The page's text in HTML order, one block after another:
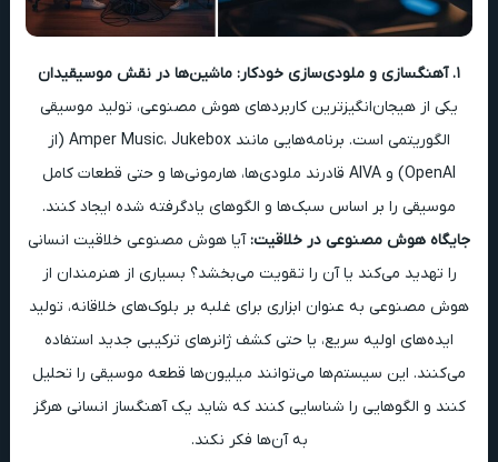
۱. آهنگسازی و ملودی‌سازی خودکار: ماشین‌ها در نقش موسیقیدان
یکی از هیجان‌انگیزترین کاربردهای هوش مصنوعی، تولید موسیقی
الگوریتمی است. برنامه‌هایی مانند Amper Music، Jukebox (از
OpenAI) و AIVA قادرند ملودی‌ها، هارمونی‌ها و حتی قطعات کامل
موسیقی را بر اساس سبک‌ها و الگوهای یادگرفته شده ایجاد کنند.
جایگاه هوش مصنوعی در خلاقیت:آیا هوش مصنوعی خلاقیت انسانی
را تهدید می‌کند یا آن را تقویت می‌بخشد؟ بسیاری از هنرمندان از
هوش مصنوعی به عنوان ابزاری برای غلبه بر بلوک‌های خلاقانه، تولید
ایده‌های اولیه سریع، یا حتی کشف ژانرهای ترکیبی جدید استفاده
می‌کنند. این سیستم‌ها می‌توانند میلیون‌ها قطعه موسیقی را تحلیل
کنند و الگوهایی را شناسایی کنند که شاید یک آهنگساز انسانی هرگز
به آن‌ها فکر نکند.